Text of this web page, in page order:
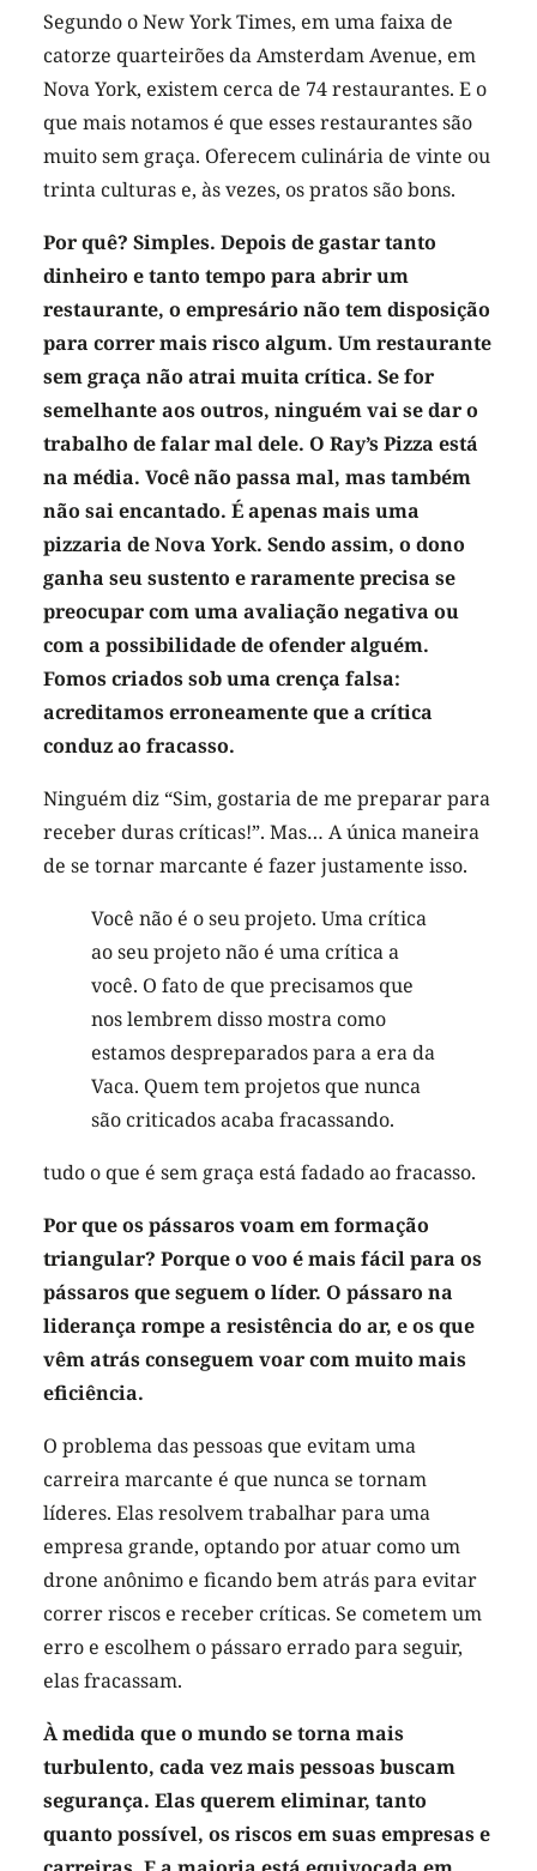
Segundo o New York Times, em uma faixa de
catorze quarteirões da Amsterdam Avenue, em
Nova York, existem cerca de 74 restaurantes. E o
que mais notamos é que esses restaurantes são
muito sem graça. Oferecem culinária de vinte ou
trinta culturas e, às vezes, os pratos são bons.
Por quê? Simples. Depois de gastar tanto
dinheiro e tanto tempo para abrir um
restaurante, o empresário não tem disposição
para correr mais risco algum. Um restaurante
sem graça não atrai muita crítica. Se for
semelhante aos outros, ninguém vai se dar o
trabalho de falar mal dele. O Ray’s Pizza está
na média. Você não passa mal, mas também
não sai encantado. É apenas mais uma
pizzaria de Nova York. Sendo assim, o dono
ganha seu sustento e raramente precisa se
preocupar com uma avaliação negativa ou
com a possibilidade de ofender alguém.
Fomos criados sob uma crença falsa:
acreditamos erroneamente que a crítica
conduz ao fracasso.
Ninguém diz “Sim, gostaria de me preparar para
receber duras críticas!”. Mas… A única maneira
de se tornar marcante é fazer justamente isso.
Você não é o seu projeto. Uma crítica
ao seu projeto não é uma crítica a
você. O fato de que precisamos que
nos lembrem disso mostra como
estamos despreparados para a era da
Vaca. Quem tem projetos que nunca
são criticados acaba fracassando.
tudo o que é sem graça está fadado ao fracasso.
Por que os pássaros voam em formação
triangular? Porque o voo é mais fácil para os
pássaros que seguem o líder. O pássaro na
liderança rompe a resistência do ar, e os que
vêm atrás conseguem voar com muito mais
eficiência.
O problema das pessoas que evitam uma
carreira marcante é que nunca se tornam
líderes. Elas resolvem trabalhar para uma
empresa grande, optando por atuar como um
drone anônimo e ficando bem atrás para evitar
correr riscos e receber críticas. Se cometem um
erro e escolhem o pássaro errado para seguir,
elas fracassam.
À medida que o mundo se torna mais
turbulento, cada vez mais pessoas buscam
segurança. Elas querem eliminar, tanto
quanto possível, os riscos em suas empresas e